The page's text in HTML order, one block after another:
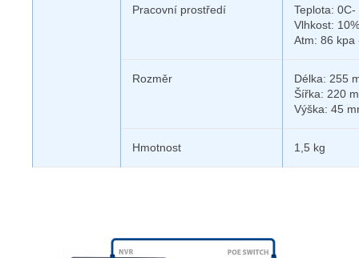
Pracovní prostředí
Teplota: 0C-
Vlhkost:
Atm: 86 kpa
Rozměr
Délka: 255
Šířka: 220
Výška: 45
Hmotnost 1,5 kg